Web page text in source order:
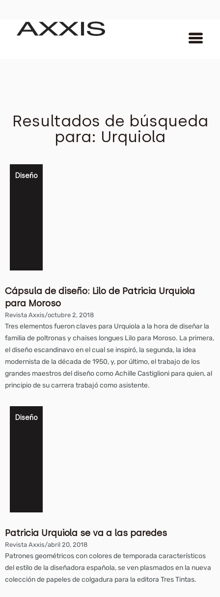
Resultados de búsqueda
para: Urquiola
Diseño
Cápsula de diseño: Lilo de Patricia Urquiola
para Moroso
Revista Axxis/octubre 2, 2018
Tres elementos fueron claves para Urquiola a la hora de diseñar la
familia de poltronas y chaises longues Lilo para Moroso. La primera,
el diseño escandinavo en el cual se inspiró, la segunda, la idea
modernista de la década de 1950, y, por último, el trabajo de los
grandes maestros del diseño como Achille Castiglioni para quien, al
principio de su carrera trabajó como asistente.
Diseño
Patricia Urquiola se va a las paredes
Revista Axxis/abril 20, 2018
Patrones geométricos con colores de temporada característicos
del estilo de la diseñadora española, se ven plasmados en la nueva
colección de papeles de colgadura para la editora Tres Tintas.